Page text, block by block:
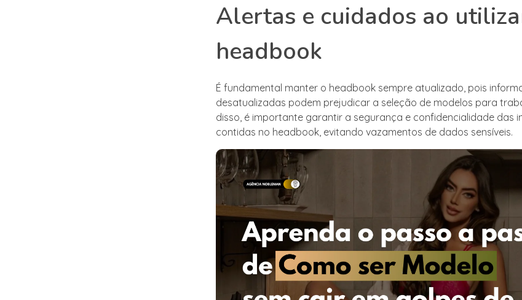
Alertas e cuidados ao
headbook
É fundamental manter o headbook sempre atualizado, pois
desatualizadas podem prejudicar a seleção de modelos para
disso, é importante garantir a segurança e confidencialidade das
contidas no headbook, evitando vazamentos de dados sensíveis.